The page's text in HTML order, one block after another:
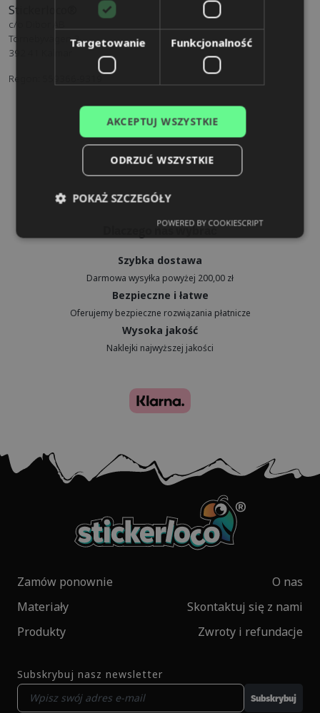
Stickerloco®
c/o Dibor AB
Törnebyvägen 3
392 41 Kalmar
Regon: 559366-9319
Szybka dostawa
Darmowa wysyłka powyżej 200,00 zł
Bezpieczne i łatwe
Oferujemy bezpieczne rozwiązania płatnicze
Wysoka jakość
Naklejki najwyższej jakości
Zamów ponownie
Materiały
Produkty
O nas
Skontaktuj się z nami
Zwroty i refundacje
Subskrybuj nasz newsletter
Subskrybuj
POLISH
Targetowanie Funkcjonalność
AKCEPTUJ WSZYSTKIE
ODRZUĆ WSZYSTKIE
POKAŻ SZCZEGÓŁY
POWERED BY COOKIESCRIPT